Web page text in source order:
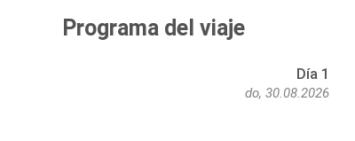
Programa del viaje
Día 1
do, 30.08.2026